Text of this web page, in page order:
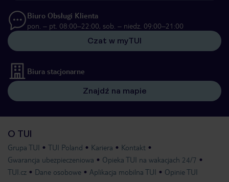
Biuro Obsługi Klienta
pon. – pt. 08:00–22:00, sob. – niedz. 09:00–21:00
Czat w myTUI
Biura stacjonarne
Znajdź na mapie
O TUI
Grupa TUI TUI Poland Kariera
Kontakt
Gwarancja ubezpieczeniowa
Opieka TUI na wakacjach 24/7
TUI.cz
Dane osobowe Aplikacja mobilna TUI Opinie TUI